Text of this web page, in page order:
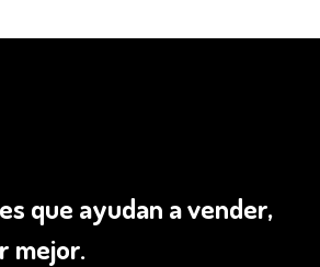
que ayudan a vender,
mejor.